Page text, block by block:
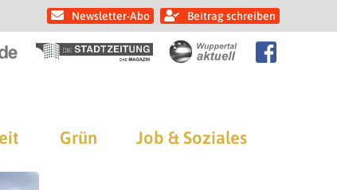
Newsletter-Abo Beitrag schreiben
Grün Job & Soziales